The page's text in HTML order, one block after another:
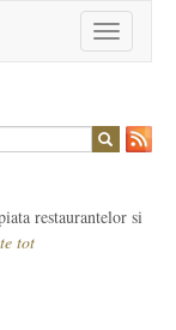
Toggle
navigation
restaurantelor si
tot